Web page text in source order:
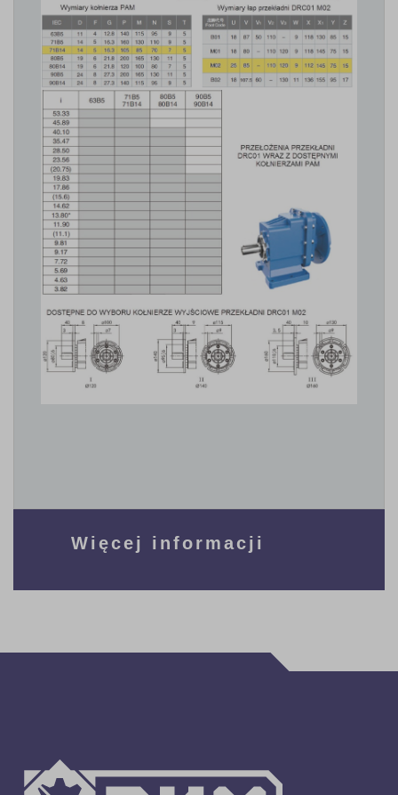
Więcej informacji